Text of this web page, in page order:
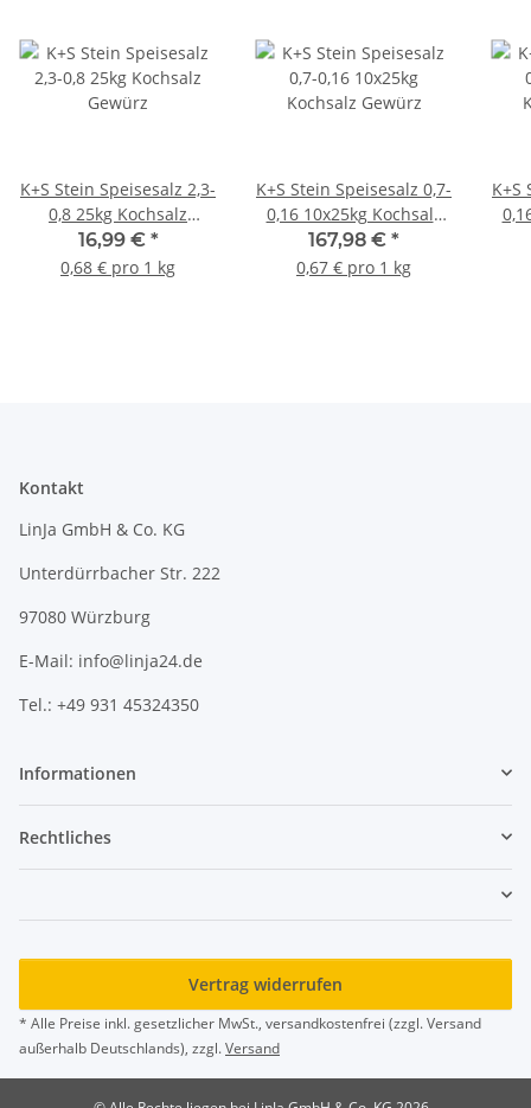
K+S Stein Speisesalz 2,3-
0,8 25kg Kochsalz
Gewürz
16,99 € *
0,68 € pro 1 kg
K+S Stein Speisesalz 0,7-
0,16 10x25kg Kochsalz
Gewürz
167,98 € *
0,67 € pro 1 kg
K+S
Kontakt
LinJa GmbH & Co. KG
Unterdürrbacher Str. 222
97080 Würzburg
E-Mail: info@linja24.de
Tel.: +49 931 45324350
Informationen
Rechtliches
Vertrag widerrufen
* Alle Preise inkl. gesetzlicher MwSt., versandkostenfrei (zzgl. Versand
außerhalb Deutschlands), zzgl.Versand